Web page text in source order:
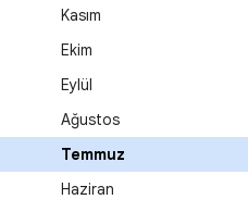
Kasım
Ekim
Eylül
Ağustos
Temmuz
Haziran